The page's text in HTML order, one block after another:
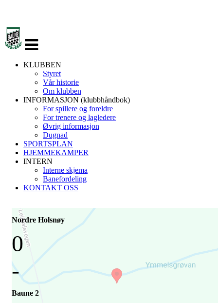
navigasjon
KLUBBEN
Styret
Vår historie
Om klubben
INFORMASJON (klubbhåndbok)
For spillere og foreldre
For trenere og lagledere
Øvrig informasjon
Dugnad
SPORTSPLAN
HJEMMEKAMPER
INTERN
Interne skjema
Banefordeling
KONTAKT OSS
Nordre Holsnøy
0
-
Baune 2